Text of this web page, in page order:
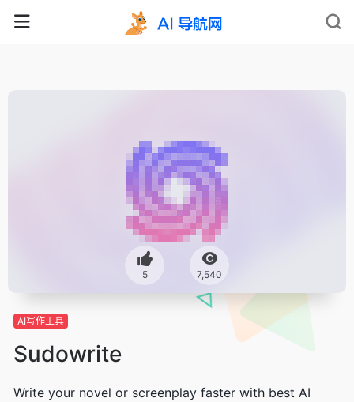
5 7,540
AI写作工具
Sudowrite
Write your novel or screenplay faster with best AI